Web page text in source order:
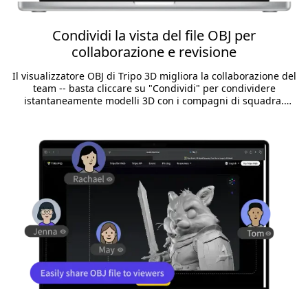
Condividi la vista del file OBJ per
collaborazione e revisione
Il visualizzatore OBJ di Tripo 3D migliora la collaborazione del
team -- basta cliccare su "Condividi" per condividere
istantaneamente modelli 3D con i compagni di squadra.